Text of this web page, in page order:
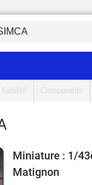
fiabilité Comparatifs
Miniature : 1/
Matignon